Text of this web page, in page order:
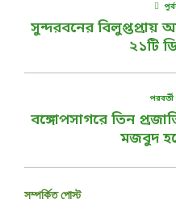
সুন্দরবনের
২১টি
বঙ্গোপসাগরে তিন
মজবুদ
সম্পর্কিত পোস্ট